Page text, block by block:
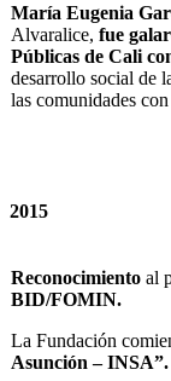
María Eugenia
Alvaralice, fue
Públicas de Cali
desarrollo social de
las comunidades
2015
Reconocimientoal
BID/FOMIN.
La Fundación
Asunción – INSA”.